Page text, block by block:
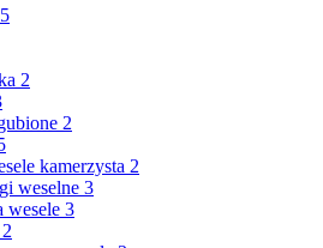
5
2
2
kamerzysta 2
weselne 3
wesele 3
2